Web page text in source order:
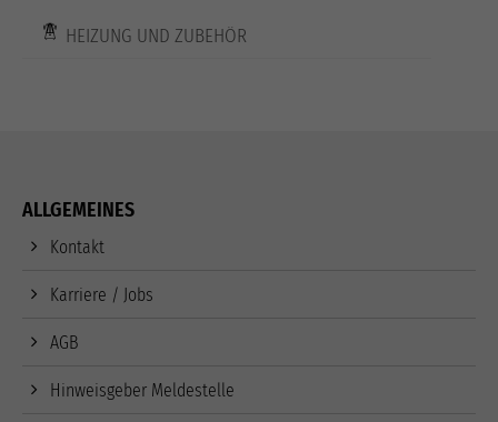
HEIZUNG UND ZUBEHÖR
ALLGEMEINES
Kontakt
Karriere / Jobs
AGB
Hinweisgeber Meldestelle